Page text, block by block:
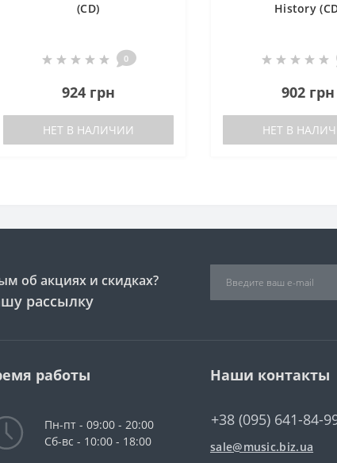
(CD)
0
924 грн
НЕТ В НАЛИЧИИ
History
902 грн
НЕТ В
об акциях и скидках?
рассылку
работы
Пн-пт - 09:00 - 20:00
Сб-вс - 10:00 - 18:00
Наши контакты
+38 (095) 641-84-
sale@music.biz.ua